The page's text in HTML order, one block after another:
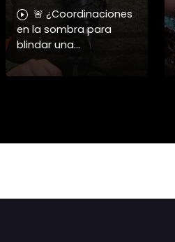
🚨 ¿Coordinaciones
en la sombra para
blindar una
candidatura
presidencial? Nuevos